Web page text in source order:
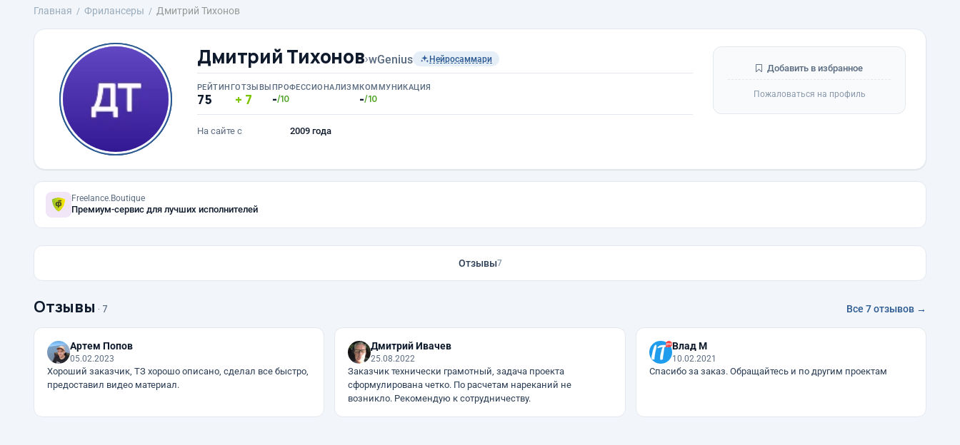
Главная Фрилансеры Дмитрий Тихонов
Дмитрий Тихонов›wGenius Нейросаммари
РЕЙТИНГ
75
ОТЗЫВЫ
7
ПРОФЕССИОНАЛИЗМ
-/10
КОММУНИКАЦИЯ
-/10
На сайте с 2009 года
Добавить в избранное
Пожаловаться на профиль
Freelance.Boutique
Премиум-сервис для лучших исполнителей
Отзывы7
Отзывы · 7 Все 7 отзывов →
Артем Попов
05.02.2023
Хороший заказчик, ТЗ хорошо описано, сделал все быстро,
предоставил видео материал.
Дмитрий Ивачев
25.08.2022
Заказчик технически грамотный, задача проекта
сформулирована четко. По расчетам нареканий не
возникло. Рекомендую к сотрудничеству.
Влад М
10.02.2021
Спасибо за заказ. Обращайтесь и по другим проектам